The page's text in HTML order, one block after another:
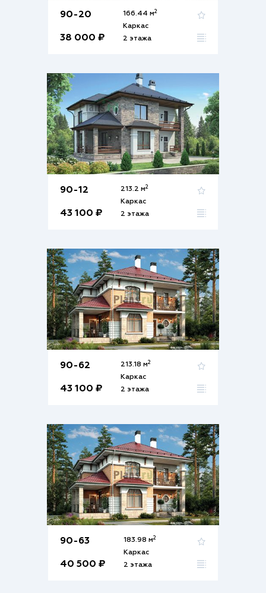
90-20
38 000 ₽
166.44 м2
Каркас
2 этажа
90-12
43 100 ₽
213.2 м2
Каркас
2 этажа
90-62
43 100 ₽
213.18 м2
Каркас
2 этажа
90-63
40 500 ₽
183.98 м2
Каркас
2 этажа